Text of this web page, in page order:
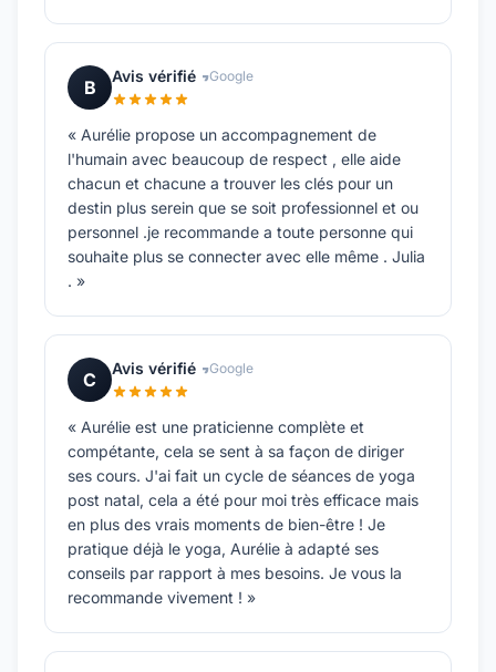
B
Avis vérifié Google
« Aurélie propose un accompagnement de
l'humain avec beaucoup de respect , elle aide
chacun et chacune a trouver les clés pour un
destin plus serein que se soit professionnel et ou
personnel .je recommande a toute personne qui
souhaite plus se connecter avec elle même . Julia
. »
C
Avis vérifié Google
« Aurélie est une praticienne complète et
compétante, cela se sent à sa façon de diriger
ses cours. J'ai fait un cycle de séances de yoga
post natal, cela a été pour moi très efficace mais
en plus des vrais moments de bien-être ! Je
pratique déjà le yoga, Aurélie à adapté ses
conseils par rapport à mes besoins. Je vous la
recommande vivement ! »